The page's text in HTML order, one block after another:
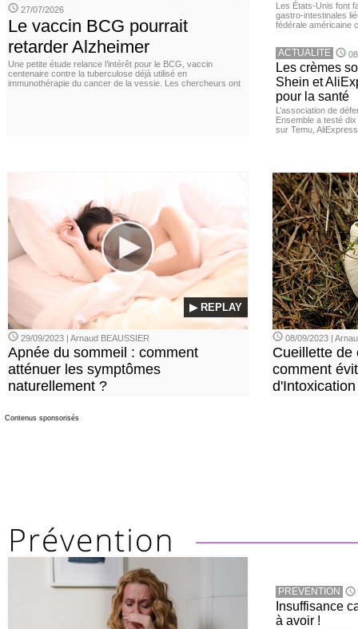
27/07/2026
Le vaccin BCG pourrait
retarder Alzheimer
Une petite étude relance l’intérêt pour le BCG, vaccin
centenaire contre la tuberculose déjà utilisé en
immunothérapie du cancer de la vessie. Les chercheurs ont
Les États-Unis font
gastro-intestinales
fédérale américaine
ACTUALITE
Les crèmes
Shein et
pour la santé
L’association de
Ensemble a testé
sur Temu,
▶ REPLAY
29/09/2023 | Arnaud BEAUSSIER
Apnée du sommeil : comment
atténuer les symptômes
naturellement ?
08/09/2023 |
Cueillette de
comment
d'Intoxication
Contenus sponsorisés
PREVENTION
Insuffisance
à avoir !